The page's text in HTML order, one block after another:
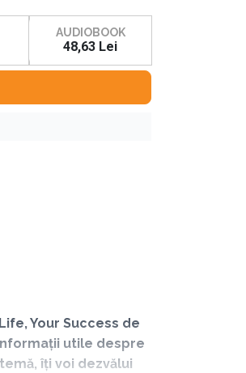
AUDIOBOOK
48,63 Lei
Your Success de
utile despre
îți voi dezvălui